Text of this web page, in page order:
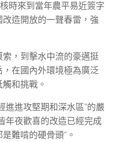
時來到當年農平易近簽字
造開放的一聲春雷，強
，到擊水中流的豪邁挺
在國內外環境極為廣泛
和挑戰。
進進攻堅期和深水區”的嚴
年夜歡喜的改造已經完成
難啃的硬骨頭”。